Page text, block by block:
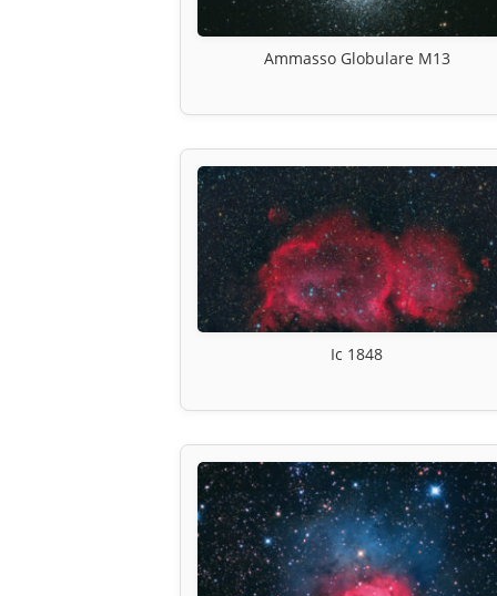
Ammasso Globulare M13
Ic 1848